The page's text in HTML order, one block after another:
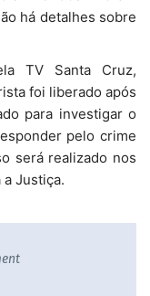
há detalhes sobre
TV Santa Cruz,
foi liberado após
para investigar o
pelo crime
será realizado nos
Justiça.